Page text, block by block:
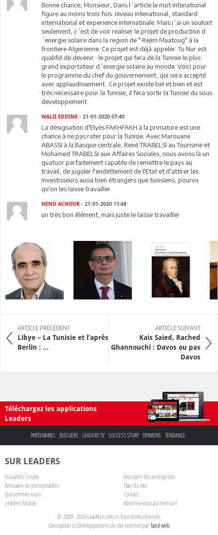
Bonne chance, Monsieur, Dans l´article le mot intenational
figure au moins trois fois: niveau intenational, standard
international et experience internatinale. Mais j´ai un souhait
seulement, c´est de voir realiser le projet de production d
´energie solaire dans la region de " Rejim Maatoug" á la
frontiere Algerienne. Ce projet est déjâ appeler: Tu Nur est
qualifié de devenir : le projet qui fera de la Tunisie le plus
grand exportateur d´energie solaire au monde. Voici pour
le programme du chef du gouvernement, qui sera accepté
avec applaudissement.. Ce projet existe bel et bien et est
trés necessaire pour la Tunisie, il fera sortir la Tunisie du sous
developpement.
WALII EDDINE - 21-01-2020 07:40
La désignation d'Elyès FAKHFAKH à la primature est une
chance à ne pas rater pour la Tunisie. Avec Marouane
ABASSI à la Banque centrale, René TRABELSI au Tourisme et
Mohamed TRABELSI aux Affaires Sociales, nous avons là un
quatuor parfaitement capable de remettre le pays au
travail, de juguler l'endettement de l'Etat et d'attirer les
investisseurs aussi bien étrangers que tunisiens, pourvu
qu'on les laisse travailler.
HEND ACHOUR - 21-01-2020 11:48
un très bon élément, mais juste le laisse travailler
ARTICLE PRÉCÉDENT
Libye – La Tunisie et l’après
Berlin : ...
ARTICLE SUIVANT
Kais Saied, Rached
Ghannouchi : Davos ou pas
Davos
Téléchargez les applications
Leaders
PARTENAIRES DOSSIERS LEADERS TV SUCCESS STORY OPINIONS TENDANCE
SUR LEADERS
Actualités Tunisie
Annuaire des entreprises
Annuaire de personnalités
Plan du site
Qui sommes nous
Contact
Leaders Mobile
Abonnez-vous au mensuel
© 2009 - 2026 Leaders.com.tn Tous droits réservés.
Conception et Développement du site internet parTanit web